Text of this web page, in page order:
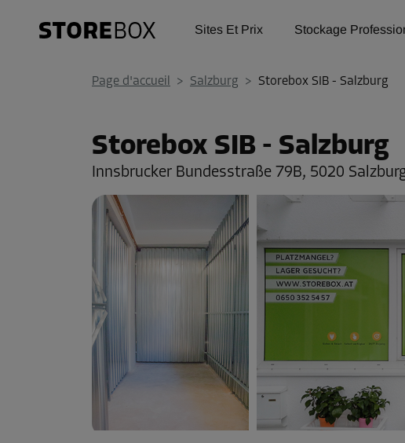
Sites Et Prix Stockage
Page d'accueil > Salzburg > Storebox SIB - Salzburg
Storebox SIB - Salzburg
Innsbrucker Bundesstraße 79B, 5020